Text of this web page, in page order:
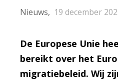
Nieuws 19 december
De Europese Unie
bereikt over het
migratiebeleid. Wij